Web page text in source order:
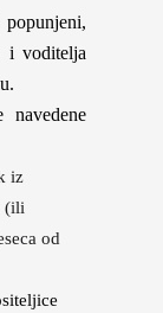
i voditelja
iz
(ili
od